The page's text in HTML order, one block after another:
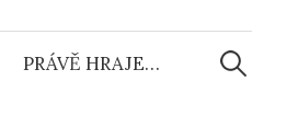
PRÁVĚ HRAJE…